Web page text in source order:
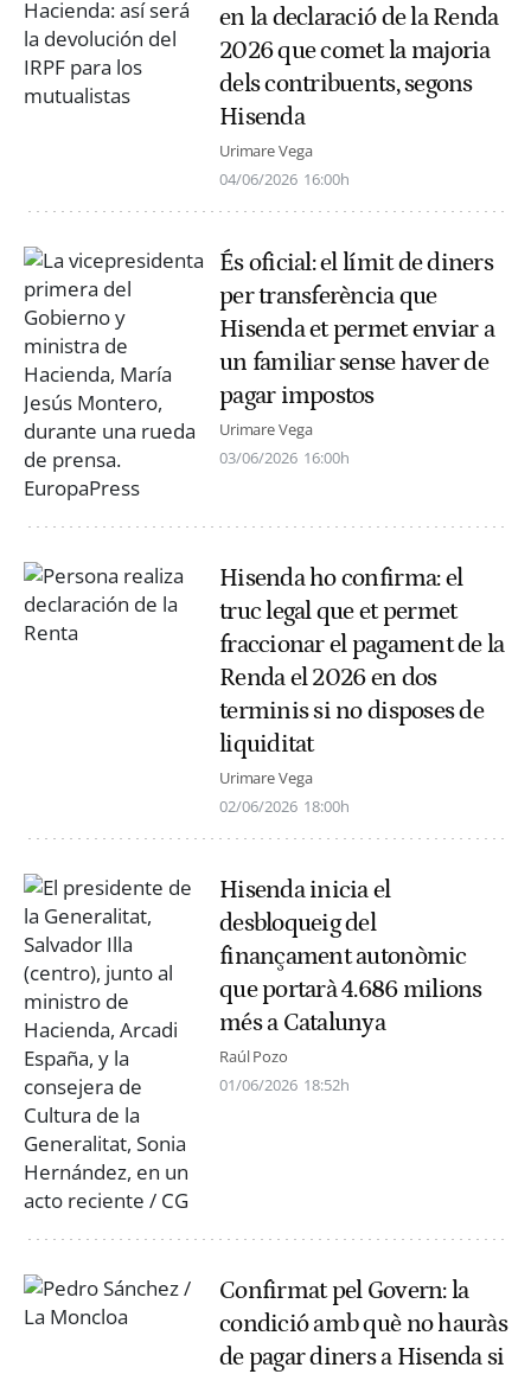
en la declaració de la Renda
2026 que comet la majoria
dels contribuents, segons
Hisenda
Urimare Vega
04/06/2026 16:00h
És oficial: el límit de diners
per transferència que
Hisenda et permet enviar a
un familiar sense haver de
pagar impostos
Urimare Vega
03/06/2026 16:00h
Hisenda ho confirma: el
truc legal que et permet
fraccionar el pagament de la
Renda el 2026 en dos
terminis si no disposes de
liquiditat
Urimare Vega
02/06/2026 18:00h
Hisenda inicia el
desbloqueig del
finançament autonòmic
que portarà 4.686 milions
més a Catalunya
Raúl Pozo
01/06/2026 18:52h
Confirmat pel Govern: la
condició amb què no hauràs
de pagar diners a Hisenda si